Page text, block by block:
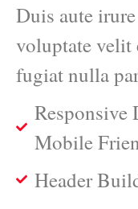
Duis aute
voluptate velit
fugiat nulla
Responsive
Mobile
Header